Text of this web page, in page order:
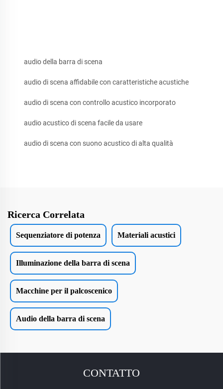
audio della barra di scena
audio di scena affidabile con caratteristiche acustiche
audio di scena con controllo acustico incorporato
audio acustico di scena facile da usare
audio di scena con suono acustico di alta qualità
Ricerca Correlata
Sequenziatore di potenza Materiali acustici
Illuminazione della barra di scena
Macchine per il palcoscenico
Audio della barra di scena
CONTATTO